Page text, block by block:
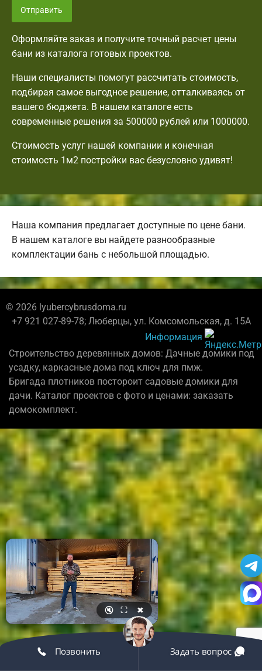
Отправить
Оформляйте заказ и получите точный расчет цены
бани из каталога готовых проектов.
Наши специалисты помогут рассчитать стоимость,
подбирая самое выгодное решение, отталкиваясь от
вашего бюджета. В нашем каталоге есть
современные решения за 500000 рублей или 1000000.
Стоимость услуг нашей компании и конечная
стоимость 1м2 постройки вас безусловно удивят!
Наша компания предлагает доступные по цене бани.
В нашем каталоге вы найдете разнообразные
комплектации бань с небольшой площадью.
© 2026 lyubercybrusdoma.ru
+7 921 027-89-78; Люберцы, ул. Комсомольская, д. 15А
Информация
Строительство деревянных домов: Дачные домики под
усадку, каркасные дома под ключ для пмж.
Бригада плотников постороит садовые домики для
дачи. Каталог проектов с фото и ценами: заказать
домокомплект.
🔇 ⛶ ✖
Позвонить Задать вопрос